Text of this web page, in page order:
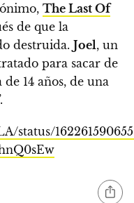
The Last Of
de que la
destruida. Joel, un
para sacar de
14 años, de una